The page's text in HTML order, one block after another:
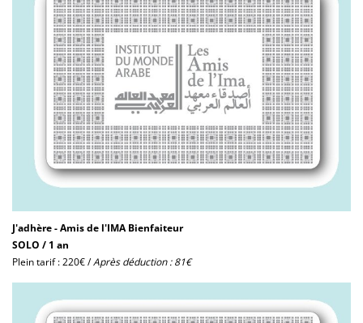
J'adhère - Amis de l'IMA Bienfaiteur
SOLO / 1 an
Plein tarif : 220€ /Après déduction : 81€